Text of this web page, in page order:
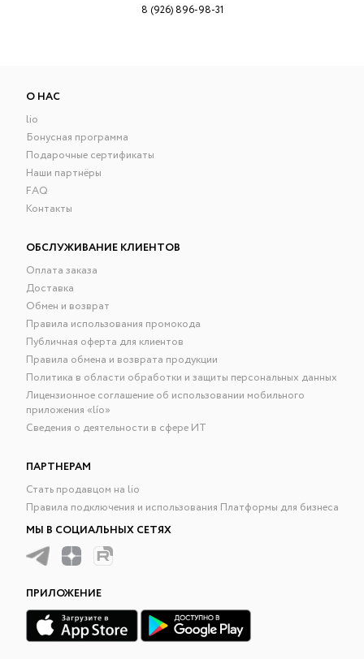
8 (926) 896-98-31
О НАС
lio
Бонусная программа
Подарочные сертификаты
Наши партнёры
FAQ
Контакты
ОБСЛУЖИВАНИЕ КЛИЕНТОВ
Оплата заказа
Доставка
Обмен и возврат
Правила использования промокода
Публичная оферта для клиентов
Правила обмена и возврата продукции
Политика в области обработки и защиты персональных данных
Лицензионное соглашение об использовании мобильного
приложения «lío»
Сведения о деятельности в сфере ИТ
ПАРТНЕРАМ
Стать продавцом на lio
Правила подключения и использования Платформы для бизнеса
МЫ В СОЦИАЛЬНЫХ СЕТЯХ
ПРИЛОЖЕНИЕ